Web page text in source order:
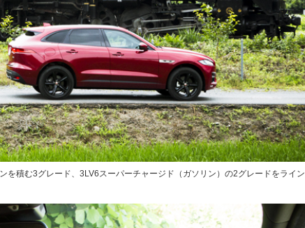
を積む3グレード、3LV6スーパーチャージド（ガソリン）の2グレードをライン